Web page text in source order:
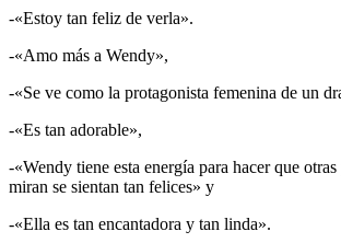
-«Estoy tan feliz de verla».
-«Amo más a Wendy»,
-«Se ve como la protagonista femenina de un
-«Es tan adorable»,
-«Wendy tiene esta energía para hacer que otras
miran se sientan tan felices» y
-«Ella es tan encantadora y tan linda».